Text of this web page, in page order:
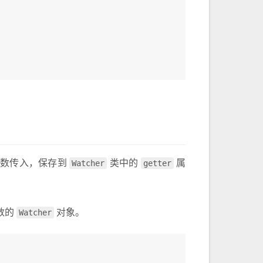
传入，保存到 Watcher 类中的 getter 属
的 Watcher 对象。